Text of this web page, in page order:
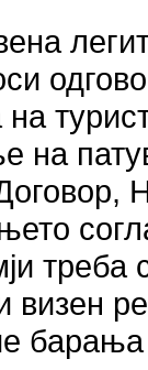
на
визен
барања